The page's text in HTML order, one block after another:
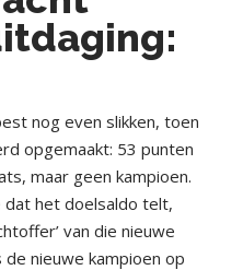
nog even slikken, toen
opgemaakt: 53 punten
maar geen kampioen.
het doelsaldo telt,
van die nieuwe
nieuwe kampioen op